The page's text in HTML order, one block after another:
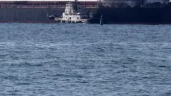
PARADITE ME NE
RECETA E DITES
RELAKS
RETRO JAVORE